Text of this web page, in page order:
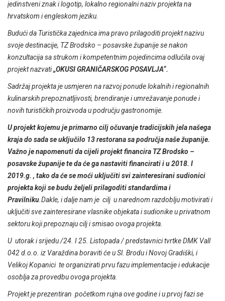
jedinstveni znak i logotip, lokalno regionalni naziv projekta na
hrvatskom i engleskom jeziku.
Budući da Turistička zajednica ima pravo prilagoditi projekt nazivu
svoje destinacije, TZ Brodsko – posavske županije se nakon
konzultacija sa strukom i kompetentnim pojedincima odlučila ovaj
projekt nazvati„OKUSI GRANIČARSKOG POSAVLJA“.
Sadržaj projekta je usmjeren na razvoj ponude lokalnih i regionalnih
kulinarskih prepoznatljivosti, brendiranje i umrežavanje ponude i
novih turističkih proizvoda u području gastronomije.
U projekt kojemu je primarno cilj očuvanje tradicijskih jela našega
kraja do sada se uključilo 13 restorana sa područja naše županije.
Važno je napomenuti da cijeli projekt financira TZ Brodsko –
posavske županije te da će ga nastaviti financirati i u 2018. I
2019.g. , tako da će se moći uključiti svi zainteresirani sudionici
projekta koji se budu željeli prilagoditi standardima i
Pravilniku .Dakle, i dalje nam je cilj u narednom razdoblju motivirati i
uključiti sve zainteresirane vlasnike objekata i sudionike u privatnom
sektoru koji prepoznaju cilj i smisao ovoga projekta.
U utorak i srijedu /24. I 25. Listopada / predstavnici tvrtke DMK Vall
042 d.o.o. iz Varaždina boraviti će u Sl. Brodu i Novoj Gradiški, i
Velikoj Kopanici te organizirati prvu fazu implementacije i edukacije
osoblja za provedbu ovoga projekta.
Projekt je prezentiran početkom rujna ove godine i u prvoj fazi se